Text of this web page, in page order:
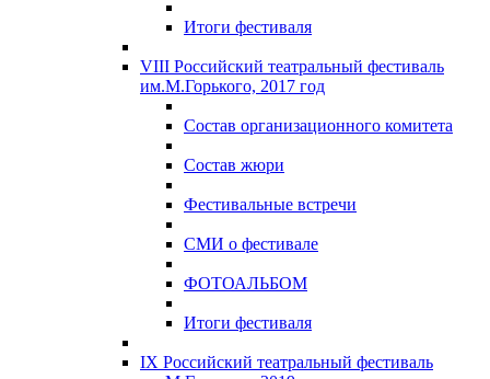
Итоги фестиваля
VIII Российский театральный фестиваль
им.М.Горького, 2017 год
Состав организационного комитета
Состав жюри
Фестивальные встречи
СМИ о фестивале
ФОТОАЛЬБОМ
Итоги фестиваля
IX Российский театральный фестиваль